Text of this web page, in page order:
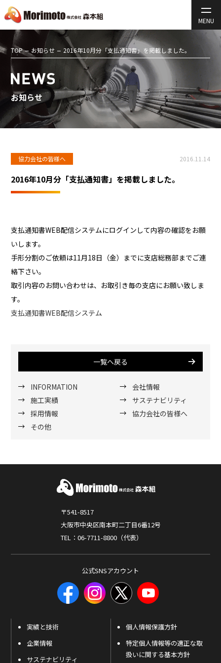
TOP お知らせ 2016年10月分「支払通知書」を掲載しました。
お知らせ
協力会社の皆様へ 2016.11.14
2016年10月分「支払通知書」を掲載しました。
支払通知書WEB配信システムにログインして内容の確認をお願
いします。
手形分割のご依頼は11月18日（金）までに支店総務部までご連
絡下さい。
取引内容のお問い合わせは、お取引き毎の支店にお願い致しま
す。
支払通知書WEB配信システム
一覧へ戻る
INFORMATION
会社情報
施工実績
サステナビリティ
採用情報
協力会社の皆様へ
その他
〒541-8517
大阪市中央区南本町二丁目6番12号
TEL：06-7711-8800（代表）
公式SNSアカウント
実績と技術
企業情報
サステナビリティ
個人情報保護方針
特定個人情報等の適正な取
扱いに関する基本方針